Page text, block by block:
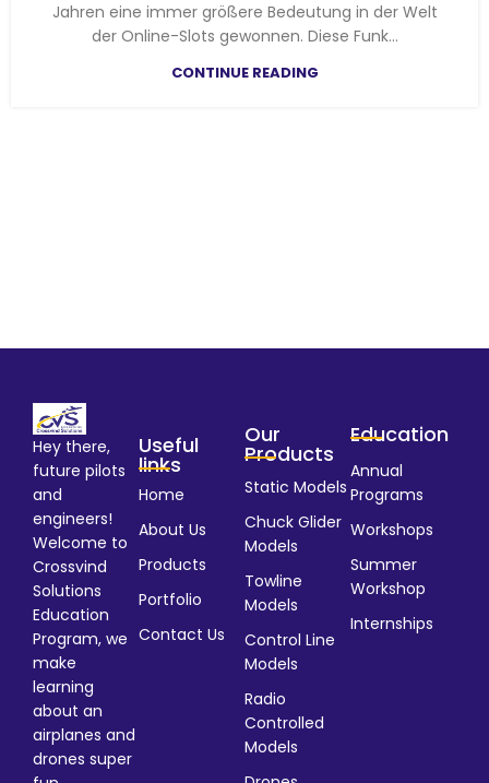
Jahren eine immer größere Bedeutung in der Welt
der Online-Slots gewonnen. Diese Funk...
CONTINUE READING
Hey there,
future pilots
and
engineers!
Welcome to
Crossvind
Solutions
Education
Program, we
make
learning
about an
airplanes and
drones super
Useful
links
Home
About Us
Products
Portfolio
Contact Us
Our
Products
Static Models
Chuck Glider
Models
Towline
Models
Control Line
Models
Radio
Controlled
Models
Education
Annual
Programs
Workshops
Summer
Workshop
Internships